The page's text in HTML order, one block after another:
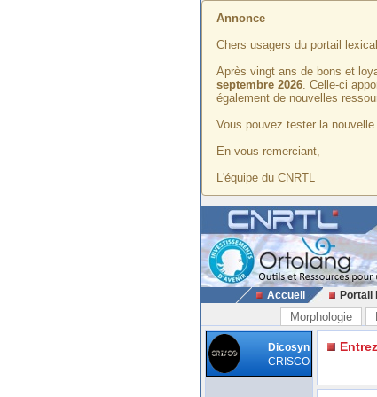
Annonce
Chers usagers du portail
Après vingt ans de bons et
septembre 2026. Celle-ci
également de nouvelles
Vous pouvez tester la
En vous remerciant,
L'équipe du CNRTL
Accueil Portail
Morphologie
Dicosyn
CRISCO